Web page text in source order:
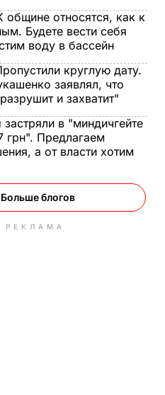
общине относятся, как к
Будете вести себя
воду в бассейн
круглую дату.
заявлял, что
и захватит"
в "миндичгейте
грн". Предлагаем
а от власти хотим
Больше блогов
РЕКЛАМА